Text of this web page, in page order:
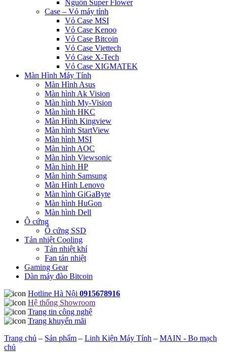
Nguồn Super Flower
Case – Vỏ máy tính
Vỏ Case MSI
Vỏ Case Kenoo
Vỏ Case Bitcoin
Vỏ Case Viettech
Vỏ Case X-Tech
Vỏ Case XIGMATEK
Màn Hình Máy Tính
Màn Hình Asus
Màn hình Ak Vision
Màn hình My-Vision
Màn hình HKC
Màn Hình Kingview
Màn hình StartView
Màn hình MSI
Màn hình AOC
Màn hình Viewsonic
Màn hình HP
Màn hình Samsung
Màn Hình Lenovo
Màn hình GiGaByte
Màn hình HuGon
Màn hình Dell
Ô cứng
Ổ cứng SSD
Tản nhiệt Cooling
Tản nhiệt khí
Fan tản nhiệt
Gaming Gear
Dàn máy đào Bitcoin
Hotline Hà Nội 0915678916
Hệ thống Showroom
Trang tin công nghệ
Trang khuyến mãi
Trang chủ – Sản phẩm – Linh Kiện Máy Tính – MAIN - Bo mạch
chủ